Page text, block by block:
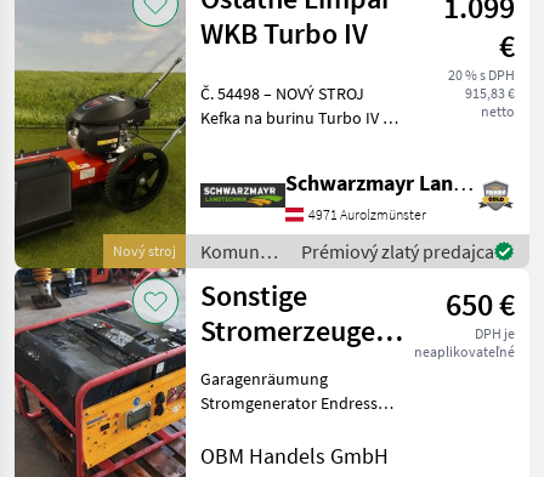
Nový stroj
WKB Turbo IV
€
20 % s DPH
915,83 €
netto
Č. 54498 – NOVÝ STROJ
Kefka na burinu Turbo IV - s
drôtenými prútenými
hlavicami s
rýchlouzáverom - s
automatickým pr
Schwarzmayr Landtechnik GmbH - Aurolzmünster
4971 Aurolzmünster
Komunálne
stroje /
Sonstige
Prémiový zlatý predajca
Sonstige
Stromerzeuger
Endress Benzin
650 €
DPH je
neaplikovateľné
Garagenräumung
Stromgenerator Endress
Volt Benzin leider Motor
OBM Handels GmbH